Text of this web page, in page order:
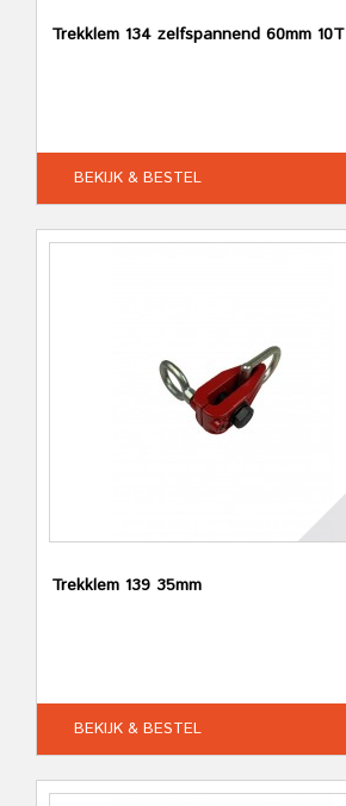
Trekklem 134 zelfspannend 60mm 10T
BEKIJK & BESTEL
Trekklem 139 35mm
BEKIJK & BESTEL